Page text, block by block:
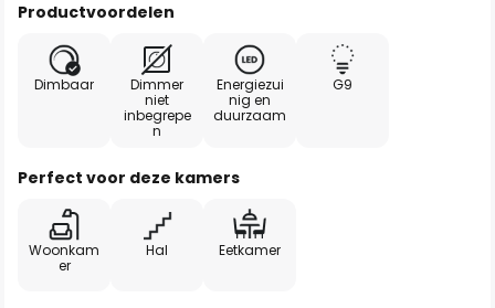
Productvoordelen
Dimbaar
Dimmer
niet
inbegrepe
n
Energiezui
nig en
duurzaam
G9
Perfect voor deze kamers
Woonkam
er
Hal Eetkamer